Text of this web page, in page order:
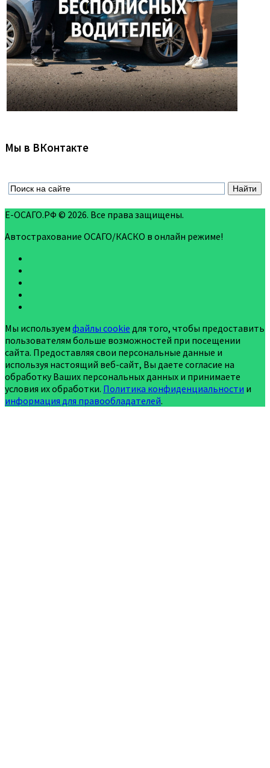
Мы в ВКонтакте
Е-ОСАГО.РФ © 2026. Все права защищены.
Автострахование ОСАГО/КАСКО в онлайн режиме!
Мы используем файлы cookie для того, чтобы предоставить
пользователям больше возможностей при посещении
сайта. Предоставляя свои персональные данные и
используя настоящий веб-сайт, Вы даете согласие на
обработку Ваших персональных данных и принимаете
условия их обработки. Политика конфиденциальности и
информация для правообладателей.